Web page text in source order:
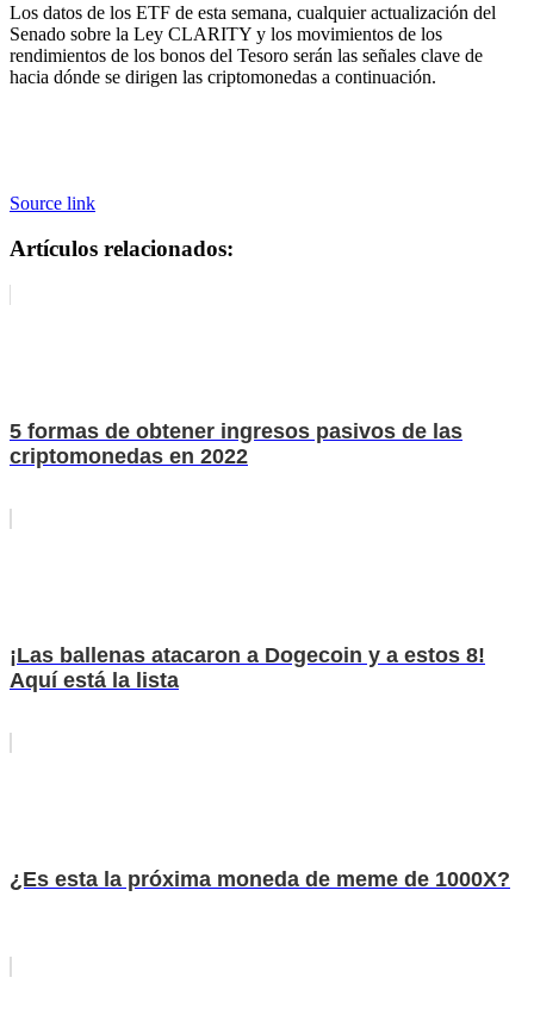
Los datos de los ETF de esta semana, cualquier actualización del
Senado sobre la Ley CLARITY y los movimientos de los
rendimientos de los bonos del Tesoro serán las señales clave de
hacia dónde se dirigen las criptomonedas a continuación.
Source link
Artículos relacionados:
5 formas de obtener ingresos pasivos de las
criptomonedas en 2022
¡Las ballenas atacaron a Dogecoin y a estos 8!
Aquí está la lista
¿Es esta la próxima moneda de meme de 1000X?